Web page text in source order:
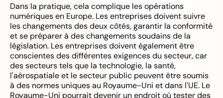
Dans la pratique, cela complique les opérations
numériques en Europe. Les entreprises doivent suivre
les changements des deux côtés, garantir la conformité
et se préparer à des changements soudains de la
législation. Les entreprises doivent également être
conscientes des différentes exigences du secteur, car
des secteurs tels que la technologie, la santé,
l'aérospatiale et le secteur public peuvent être soumis
à des normes uniques au Royaume-Uni et dans l'UE. Le
Royaume-Uni pourrait devenir un endroit où tester des